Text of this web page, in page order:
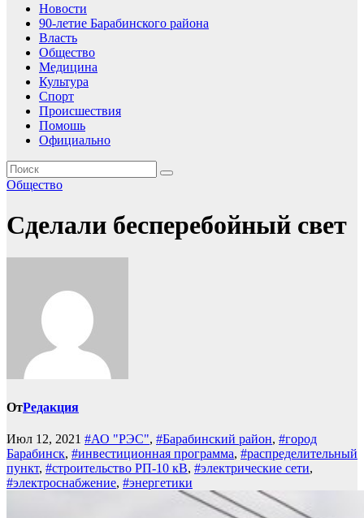
Новости
90-летие Барабинского района
Власть
Общество
Медицина
Культура
Спорт
Происшествия
Помошь
Официально
Общество
Сделали бесперебойный свет
ОтРедакция
Июл 12, 2021 #АО "РЭС", #Барабинский район, #город
Барабинск, #инвестиционная программа, #распределительный
пункт, #строительство РП-10 кВ, #электрические сети,
#электроснабжение, #энергетики